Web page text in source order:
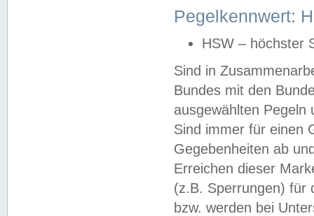
Pegelkennwert:
HSW – höchster
Sind in
Bundes mit den
ausgewählten
Sind immer für einen
Gegebenheiten ab
Erreichen dieser
(z.B. Sperrungen) für
bzw. werden bei